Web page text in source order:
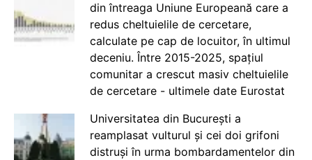
din întreaga Uniune Europeană care a
redus cheltuielile de cercetare,
calculate pe cap de locuitor, în ultimul
deceniu. Între 2015-2025, spațiul
comunitar a crescut masiv cheltuielile
de cercetare - ultimele date Eurostat
Universitatea din București a
reamplasat vulturul și cei doi grifoni
distruși în urma bombardamentelor din